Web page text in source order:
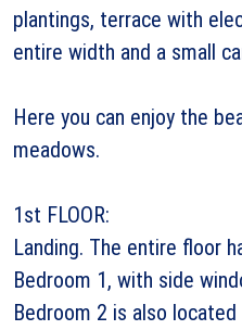
plantings, terrace with
entire width and a small
Here you can enjoy the
meadows.
1st FLOOR:
Landing. The entire floor
Bedroom 1, with side
Bedroom 2 is also